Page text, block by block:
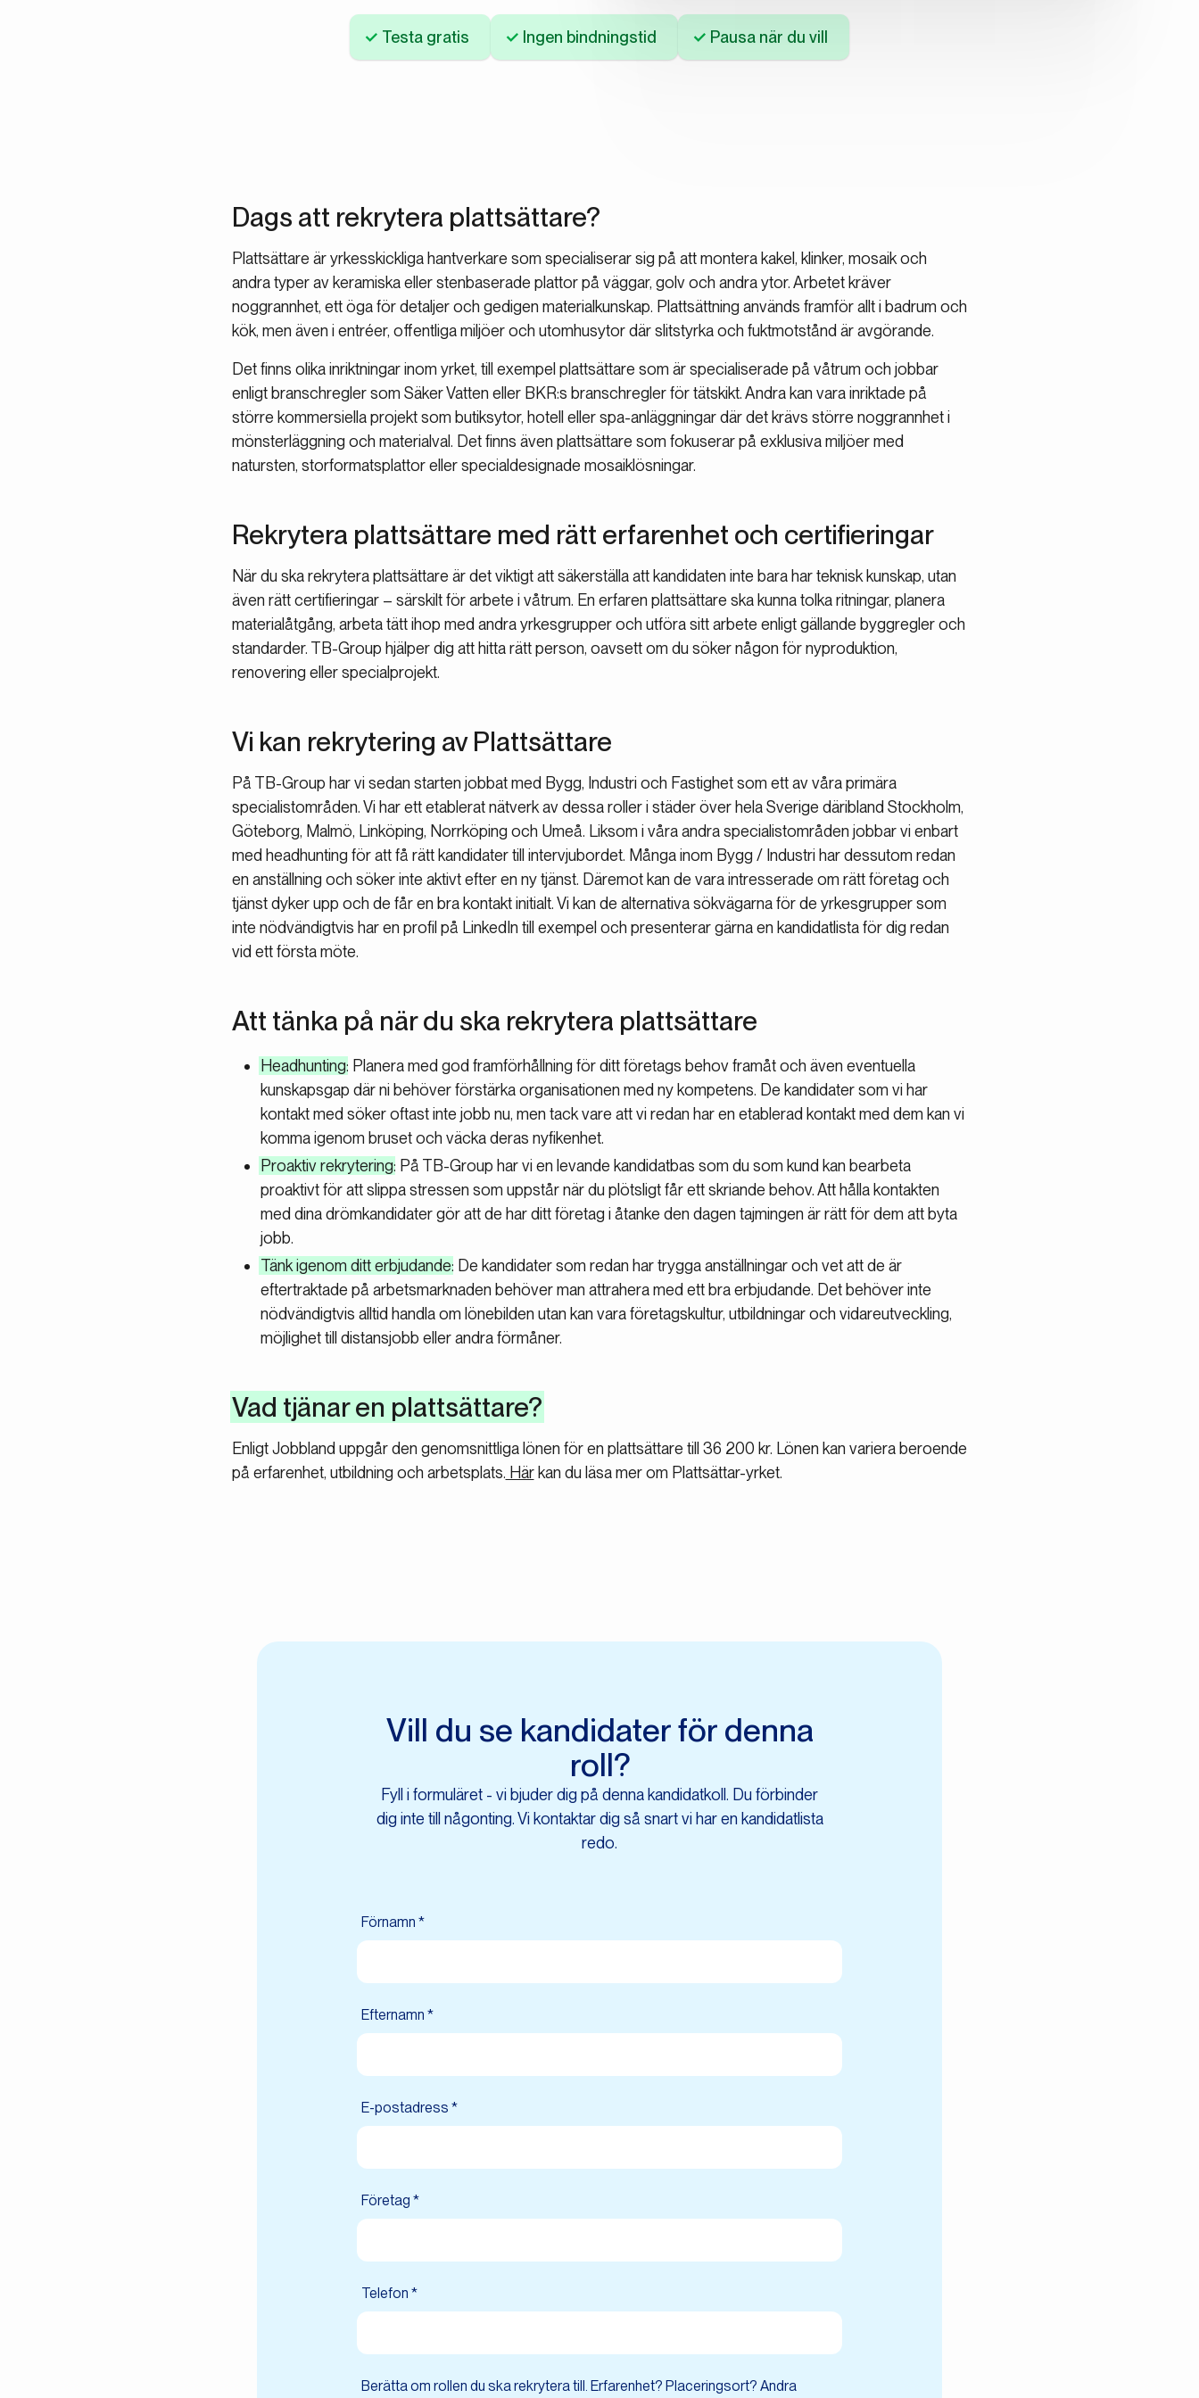
Testa gratis Ingen bindningstid Pausa när du vill
Dags att rekrytera plattsättare?
Plattsättare är yrkesskickliga hantverkare som specialiserar sig på att montera kakel, klinker, mosaik och
andra typer av keramiska eller stenbaserade plattor på väggar, golv och andra ytor. Arbetet kräver
noggrannhet, ett öga för detaljer och gedigen materialkunskap. Plattsättning används framför allt i badrum och
kök, men även i entréer, offentliga miljöer och utomhusytor där slitstyrka och fuktmotstånd är avgörande.
Det finns olika inriktningar inom yrket, till exempel plattsättare som är specialiserade på våtrum och jobbar
enligt branschregler som Säker Vatten eller BKR:s branschregler för tätskikt. Andra kan vara inriktade på
större kommersiella projekt som butiksytor, hotell eller spa-anläggningar där det krävs större noggrannhet i
mönsterläggning och materialval. Det finns även plattsättare som fokuserar på exklusiva miljöer med
natursten, storformatsplattor eller specialdesignade mosaiklösningar.
Rekrytera plattsättare med rätt erfarenhet och certifieringar
När du ska rekrytera plattsättare är det viktigt att säkerställa att kandidaten inte bara har teknisk kunskap, utan
även rätt certifieringar – särskilt för arbete i våtrum. En erfaren plattsättare ska kunna tolka ritningar, planera
materialåtgång, arbeta tätt ihop med andra yrkesgrupper och utföra sitt arbete enligt gällande byggregler och
standarder. TB-Group hjälper dig att hitta rätt person, oavsett om du söker någon för nyproduktion,
renovering eller specialprojekt.
Vi kan rekrytering av Plattsättare
På TB-Group har vi sedan starten jobbat med Bygg, Industri och Fastighet som ett av våra primära
specialistområden. Vi har ett etablerat nätverk av dessa roller i städer över hela Sverige däribland Stockholm,
Göteborg, Malmö, Linköping, Norrköping och Umeå. Liksom i våra andra specialistområden jobbar vi enbart
med headhunting för att få rätt kandidater till intervjubordet. Många inom Bygg / Industri har dessutom redan
en anställning och söker inte aktivt efter en ny tjänst. Däremot kan de vara intresserade om rätt företag och
tjänst dyker upp och de får en bra kontakt initialt. Vi kan de alternativa sökvägarna för de yrkesgrupper som
inte nödvändigtvis har en profil på LinkedIn till exempel och presenterar gärna en kandidatlista för dig redan
vid ett första möte.
Att tänka på när du ska rekrytera plattsättare
Headhunting: Planera med god framförhållning för ditt företags behov framåt och även eventuella
kunskapsgap där ni behöver förstärka organisationen med ny kompetens. De kandidater som vi har
kontakt med söker oftast inte jobb nu, men tack vare att vi redan har en etablerad kontakt med dem kan vi
komma igenom bruset och väcka deras nyfikenhet.
Proaktiv rekrytering: På TB-Group har vi en levande kandidatbas som du som kund kan bearbeta
proaktivt för att slippa stressen som uppstår när du plötsligt får ett skriande behov. Att hålla kontakten
med dina drömkandidater gör att de har ditt företag i åtanke den dagen tajmingen är rätt för dem att byta
jobb.
Tänk igenom ditt erbjudande: De kandidater som redan har trygga anställningar och vet att de är
eftertraktade på arbetsmarknaden behöver man attrahera med ett bra erbjudande. Det behöver inte
nödvändigtvis alltid handla om lönebilden utan kan vara företagskultur, utbildningar och vidareutveckling,
möjlighet till distansjobb eller andra förmåner.
Vad tjänar en plattsättare?
Enligt Jobbland uppgår den genomsnittliga lönen för en plattsättare till 36 200 kr. Lönen kan variera beroende
på erfarenhet, utbildning och arbetsplats. Härkan du läsa mer om Plattsättar-yrket.
Vill du se kandidater för denna
roll?
Fyll i formuläret - vi bjuder dig på denna kandidatkoll. Du förbinder
dig inte till någonting. Vi kontaktar dig så snart vi har en kandidatlista
redo.
Förnamn *
Efternamn *
E-postadress *
Företag *
Telefon *
Berätta om rollen du ska rekrytera till. Erfarenhet? Placeringsort? Andra